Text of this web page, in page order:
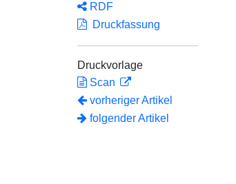
RDF
Druckfassung
Druckvorlage
Scan
vorheriger Artikel
folgender Artikel